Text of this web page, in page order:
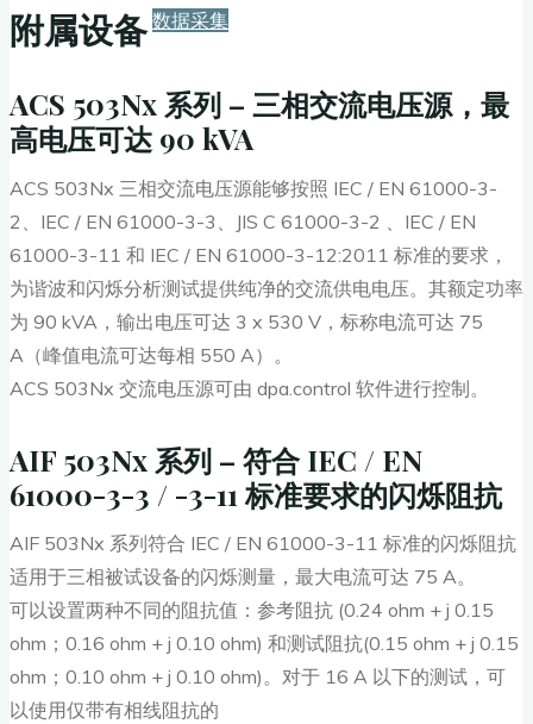
数据采集
新闻
博客
附属设备
ACS 503Nx 系列 – 三相交流电压源，最
高电压可达 90 kVA
ACS 503Nx 三相交流电压源能够按照 IEC / EN 61000-3-
2、IEC / EN 61000-3-3、JIS C 61000-3-2 、IEC / EN
61000-3-11 和 IEC / EN 61000-3-12:2011 标准的要求，
为谐波和闪烁分析测试提供纯净的交流供电电压。其额定功率
为 90 kVA，输出电压可达 3 x 530 V，标称电流可达 75
A（峰值电流可达每相 550 A）。
ACS 503Nx 交流电压源可由 dpa.control 软件进行控制。
AIF 503Nx 系列 – 符合 IEC / EN
61000-3-3 / -3-11 标准要求的闪烁阻抗
AIF 503Nx 系列符合 IEC / EN 61000-3-11 标准的闪烁阻抗
适用于三相被试设备的闪烁测量，最大电流可达 75 A。
可以设置两种不同的阻抗值：参考阻抗 (0.24 ohm + j 0.15
ohm；0.16 ohm + j 0.10 ohm) 和测试阻抗(0.15 ohm + j 0.15
ohm；0.10 ohm + j 0.10 ohm)。对于 16 A 以下的测试，可
以使用仅带有相线阻抗的